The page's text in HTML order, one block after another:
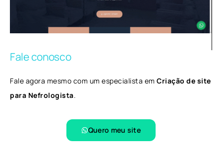
Fale conosco
Fale agora mesmo com um especialista em Criação de site
para Nefrologista.
Quero meu site